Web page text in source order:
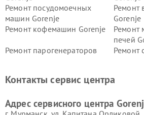
Ремонт посудомоечных
машин Gorenje
Ремонт
Gorenje
Ремонт кофемашин Gorenje
Ремонт
печей
Ремонт парогенераторов
Ремонт
Контакты сервис центра
Адрес сервисного центра